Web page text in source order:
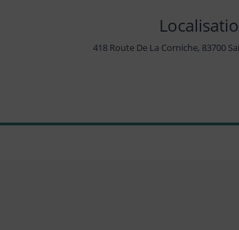
418 Route De La Corniche, 83700